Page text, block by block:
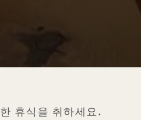
휴식을 취하세요.